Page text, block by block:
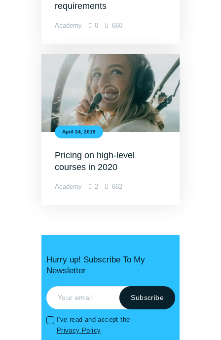
requirements
Academy 0 660
April 24, 2019
Pricing on high-level
courses in 2020
Academy 2 662
Hurry up! Subscribe To My
Newsletter
I've read and accept the
Privacy Policy